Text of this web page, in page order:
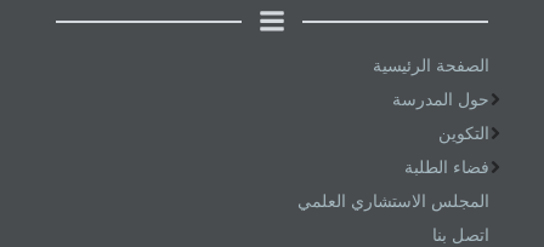
الصفحة الرئيسية
حول المدرسة
التكوين
فضاء الطلبة
المجلس الاستشاري العلمي
اتصل بنا